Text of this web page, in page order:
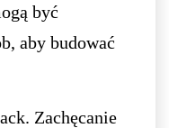
być
aby budować
Zachęcanie